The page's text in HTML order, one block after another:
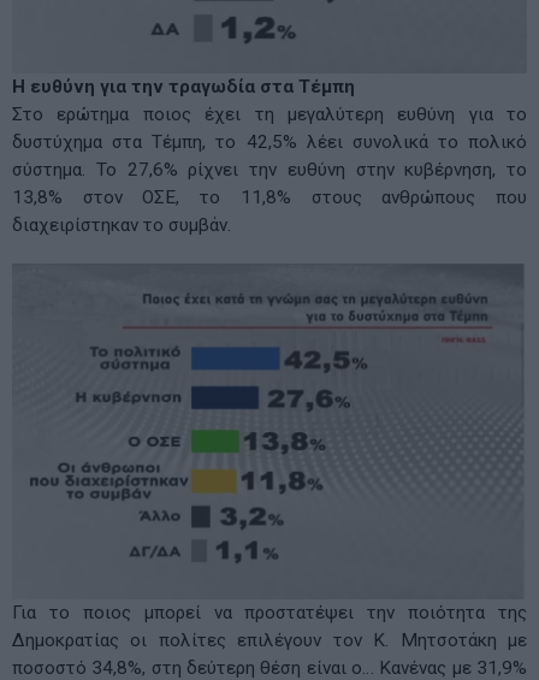
Η ευθύνη για την τραγωδία στα Τέμπη
Στο ερώτημα ποιος έχει τη μεγαλύτερη ευθύνη για το
δυστύχημα στα Τέμπη, το 42,5% λέει συνολικά το πολικό
σύστημα. Το 27,6% ρίχνει την ευθύνη στην κυβέρνηση, το
13,8% στον ΟΣΕ, το 11,8% στους ανθρώπους που
διαχειρίστηκαν το συμβάν.
Για το ποιος μπορεί να προστατέψει την ποιότητα της
Δημοκρατίας οι πολίτες επιλέγουν τον Κ. Μητσοτάκη με
ποσοστό 34,8%, στη δεύτερη θέση είναι ο… Κανένας με 31,9%